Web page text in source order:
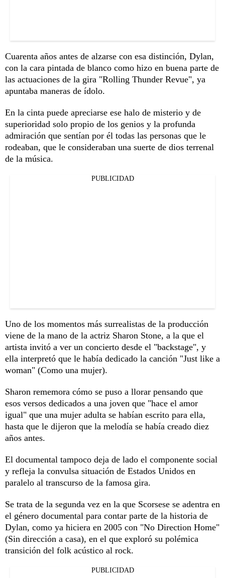
Cuarenta años antes de alzarse con esa distinción, Dylan,
con la cara pintada de blanco como hizo en buena parte de
las actuaciones de la gira "Rolling Thunder Revue", ya
apuntaba maneras de ídolo.
En la cinta puede apreciarse ese halo de misterio y de
superioridad solo propio de los genios y la profunda
admiración que sentían por él todas las personas que le
rodeaban, que le consideraban una suerte de dios terrenal
de la música.
PUBLICIDAD
Uno de los momentos más surrealistas de la producción
viene de la mano de la actriz Sharon Stone, a la que el
artista invitó a ver un concierto desde el "backstage", y
ella interpretó que le había dedicado la canción "Just like a
woman" (Como una mujer).
Sharon rememora cómo se puso a llorar pensando que
esos versos dedicados a una joven que "hace el amor
igual" que una mujer adulta se habían escrito para ella,
hasta que le dijeron que la melodía se había creado diez
años antes.
El documental tampoco deja de lado el componente social
y refleja la convulsa situación de Estados Unidos en
paralelo al transcurso de la famosa gira.
Se trata de la segunda vez en la que Scorsese se adentra en
el género documental para contar parte de la historia de
Dylan, como ya hiciera en 2005 con "No Direction Home"
(Sin dirección a casa), en el que exploró su polémica
transición del folk acústico al rock.
PUBLICIDAD